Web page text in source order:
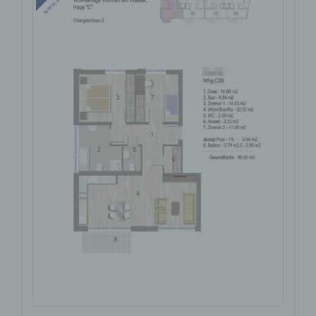
verarbeitet.
i) Empfänger
Einrichtung oder andere Stelle, der
personenbezogene Daten
offengelegt werden, unabhängig
davon, ob es sich bei ihr um einen
Dritten handelt oder nicht. Behörden,
die im Rahmen eines bestimmten
Untersuchungsauftrags nach dem
Unionsrecht oder dem Recht der
Mitgliedstaaten möglicherweise
personenbezogene Daten erhalten,
gelten jedoch nicht als Empfänger.